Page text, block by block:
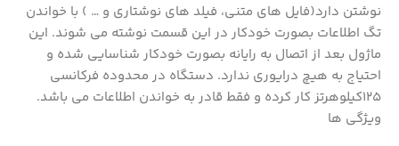
نوشتن دارد(فایل های متنی، فیلد های نوشتاری و … ) با خواندن
تگ اطلاعات بصورت خودکار در این قسمت نوشته می شوند. این
ماژول بعد از اتصال به رایانه بصورت خودکار شناسایی شده و
احتیاج به هیچ درایوری ندارد. دستگاه در محدوده فرکانسی
125کیلوهرتز کار کرده و فقط قادر به خواندن اطلاعات می باشد.
ویژگی ها